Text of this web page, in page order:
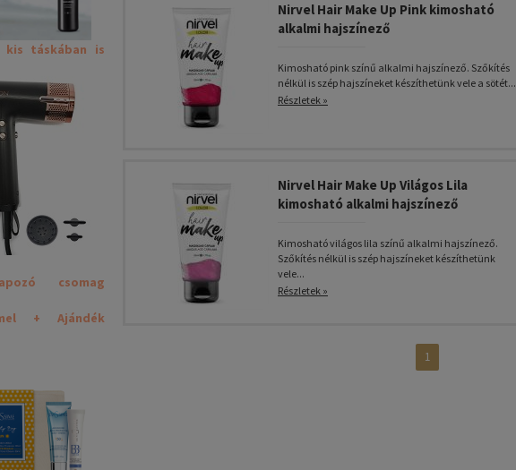
Nirvel Hair Make Up Pink kimosható
alkalmi hajszínező
Kimosható pink színű alkalmi hajszínező. Szőkítés
nélkül is szép hajszíneket készíthetünk vele a sötét...
Részletek »
Nirvel Hair Make Up Világos Lila
kimosható alkalmi hajszínező
Kimosható világos lila színű alkalmi hajszínező.
Szőkítés nélkül is szép hajszíneket készíthetünk
vele...
Részletek »
1
kis táskában is
csomag
+ Ajándék